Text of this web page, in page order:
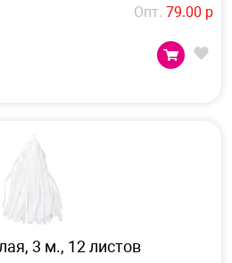
Опт. 79.00 р
3 м., 12 листов